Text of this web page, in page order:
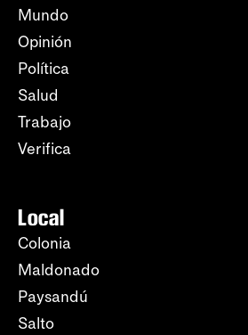
Mundo
Opinión
Política
Salud
Trabajo
Verifica
Local
Colonia
Maldonado
Paysandú
Salto